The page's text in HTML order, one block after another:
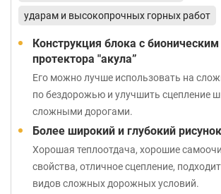
ударам и высокопрочных горных работ
Конструкция блока с
протектора "акула”
Его можно лучше использовать на
по бездорожью и улучшить сцепление
сложными дорогами.
Более широкий и глубокий
Хорошая теплоотдача, хорошие
свойства, отличное сцепление,
видов сложных дорожных условий.